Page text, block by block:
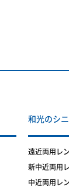
和光のシ
遠近両用レ
新中近両用
中近両用レ